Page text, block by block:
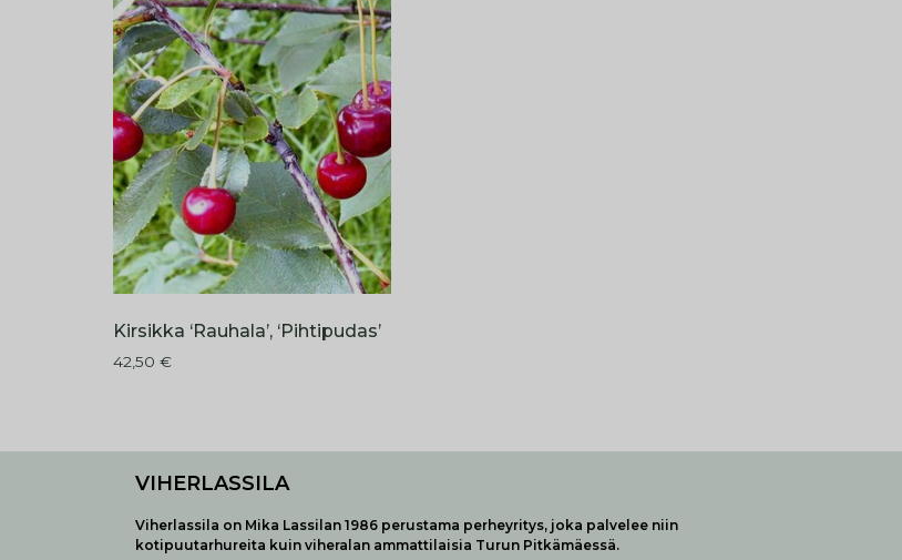
Kirsikka ‘Rauhala’, ‘Pihtipudas’
42,50 €
VIHERLASSILA
Viherlassila on Mika Lassilan 1986 perustama perheyritys, joka palvelee niin
kotipuutarhureita kuin viheralan ammattilaisia Turun Pitkämäessä.